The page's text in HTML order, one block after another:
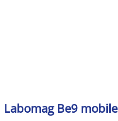
Labomag Be9 mobile